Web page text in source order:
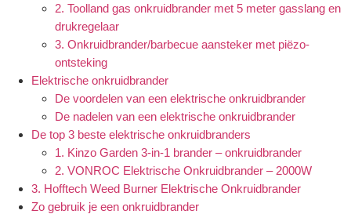
2. Toolland gas onkruidbrander met 5 meter gasslang en
drukregelaar
3. Onkruidbrander/barbecue aansteker met piëzo-
ontsteking
Elektrische onkruidbrander
De voordelen van een elektrische onkruidbrander
De nadelen van een elektrische onkruidbrander
De top 3 beste elektrische onkruidbranders
1. Kinzo Garden 3-in-1 brander – onkruidbrander
2. VONROC Elektrische Onkruidbrander – 2000W
3. Hofftech Weed Burner Elektrische Onkruidbrander
Zo gebruik je een onkruidbrander